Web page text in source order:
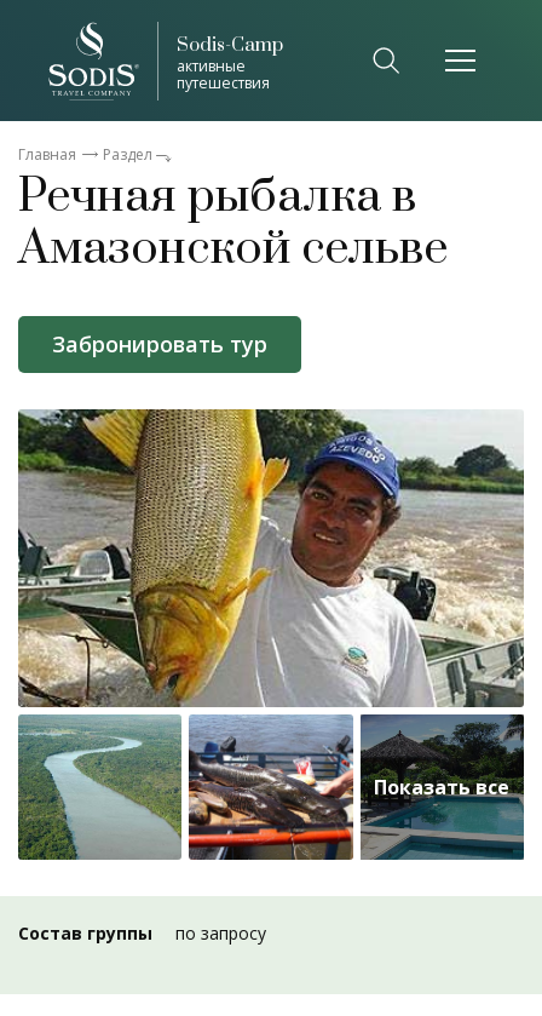
Sodis-Camp
активные
путешествия
Главная Раздел
Речная рыбалка в
Амазонской сельве
Забронировать тур
Состав группы по запросу